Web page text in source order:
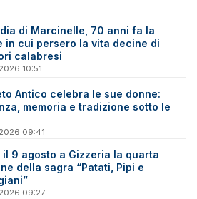
di Marcinelle, 70 anni fa la
in cui persero la vita decine di
calabresi
10:51
Antico celebra le sue donne:
memoria e tradizione sotto le
09:41
il 9 agosto a Gizzeria la quarta
della sagra “Patati, Pipi e
09:27